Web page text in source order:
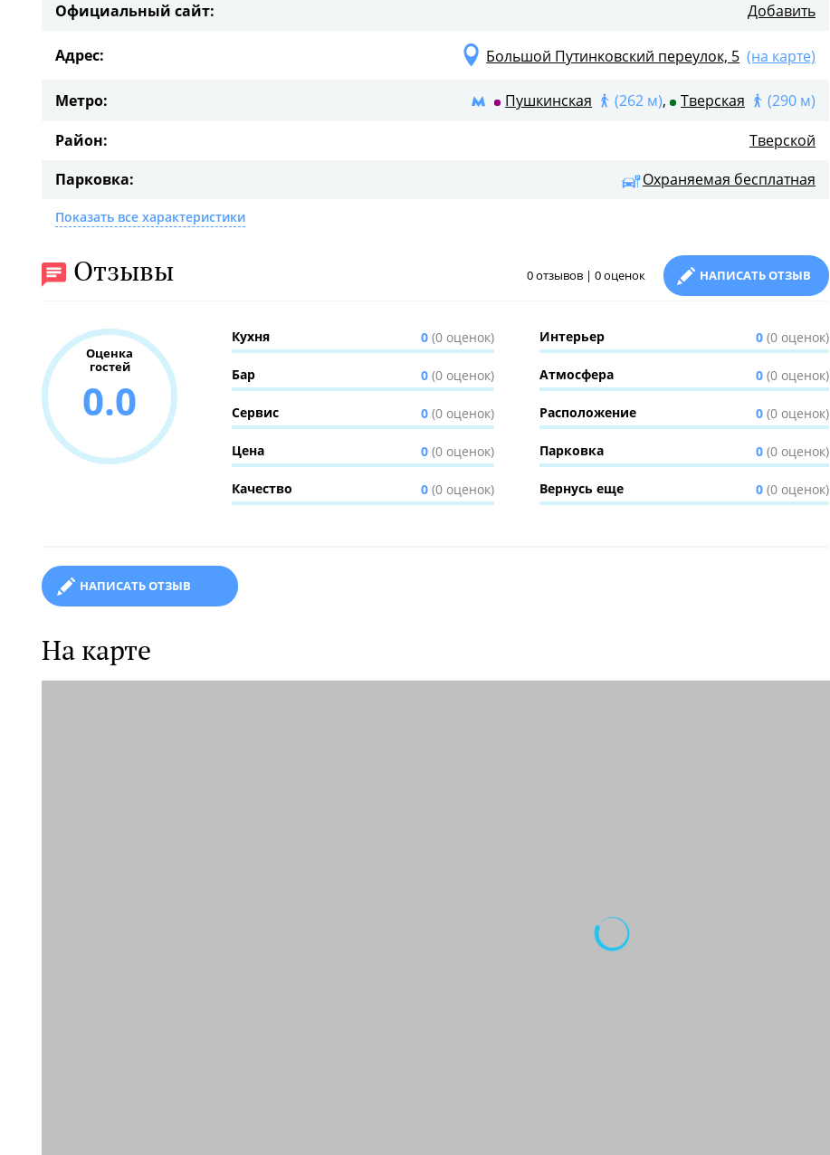
Официальный сайт:
Добавить
Адрес: Большой Путинковский переулок, 5 (на карте)
Метро: Пушкинская (262 м), Тверская
(290 м)
Район:
Тверской
Парковка:
Охраняемая бесплатная
Показать все характеристики
Отзывы 0 отзывов | 0 оценок НАПИСАТЬ ОТЗЫВ
Оценка
гостей
0.0
Кухня 0 (0 оценок)
Бар 0 (0 оценок)
Сервис 0 (0 оценок)
Цена 0 (0 оценок)
Качество 0 (0 оценок)
Интерьер 0 (0 оценок)
Атмосфера 0 (0 оценок)
Расположение 0 (0 оценок)
Парковка 0 (0 оценок)
Вернусь еще 0 (0 оценок)
НАПИСАТЬ ОТЗЫВ
На карте